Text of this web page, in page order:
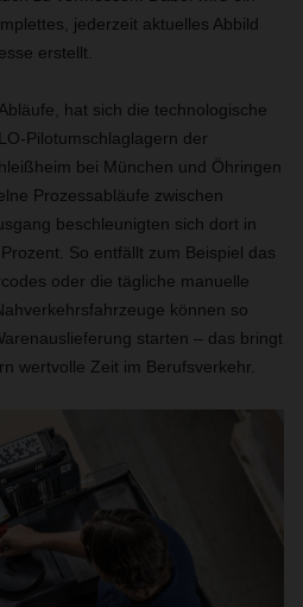
jederzeit aktuelles Abbild
erstellt.
hat sich die technologische
Pilotumschlaglagern der
bei München und Öhringen
Prozessabläufe zwischen
beschleunigten sich dort in
So entfällt zum Beispiel das
oder die tägliche manuelle
können so
starten – das bringt
wertvolle Zeit im Berufsverkehr.